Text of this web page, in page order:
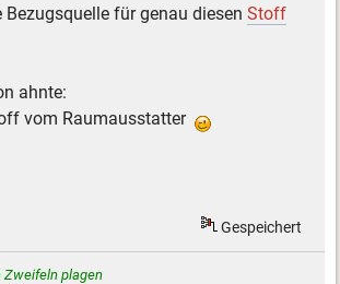
Bezugsquelle für genau diesenStoff
ahnte:
vom Raumausstatter
Gespeichert
Zweifeln plagen